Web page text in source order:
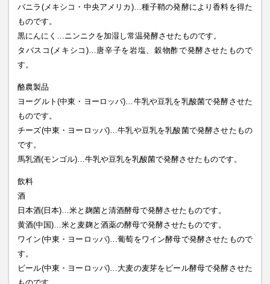
バニラ(メキシコ・中央アメリカ)…種子鞘の発酵により香料を得た
ものです。
黒にんにく…ニンニクを加湿し常温発酵させたものです。
タバスコ(メキシコ)…唐辛子を岩塩、穀物酢で発酵させたもので
す。
酪農製品
ヨーグルト(中東・ヨーロッパ)…牛乳や豆乳を乳酸菌で発酵させた
ものです。
チーズ(中東・ヨーロッパ)…牛乳や豆乳を乳酸菌で発酵させたもの
です。
馬乳酒(モンゴル)…牛乳や豆乳を乳酸菌で発酵させたものです。
飲料
酒
日本酒(日本)…米と麹菌と清酒酵母で発酵させたものです。
黄酒(中国)…米と麦麹と酒薬の酵母で発酵させたものです。
ワイン(中東・ヨーロッパ)…葡萄をワイン酵母で発酵させたもので
す。
ビール(中東・ヨーロッパ)…大麦の麦芽をビール酵母で発酵させた